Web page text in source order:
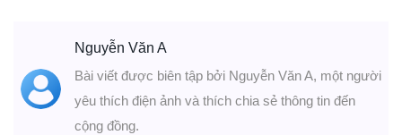
Nguyễn Văn A
Bài viết được biên tập bởi Nguyễn Văn A, một người
yêu thích điện ảnh và thích chia sẻ thông tin đến
cộng đồng.